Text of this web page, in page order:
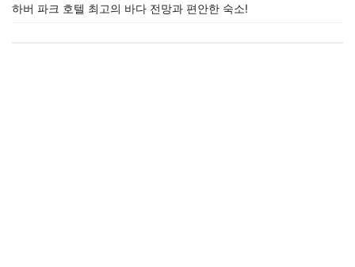
하버 파크 호텔 최고의 바다 전망과 편안한 숙소!